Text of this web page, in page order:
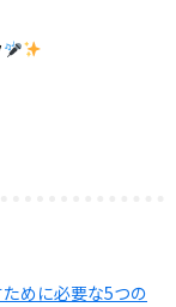
めに必要な5つの